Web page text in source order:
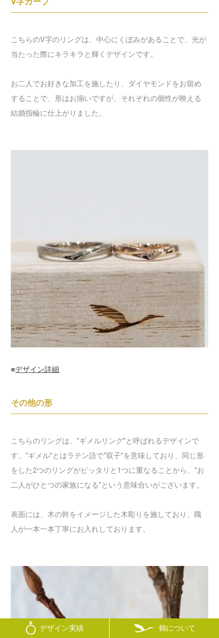
デザイン実績 鶴について
こちらのV字のリングは、中心にくぼみがあることで、光が
当たった際にキラキラと輝くデザインです。
お二人でお好きな加工を施したり、ダイヤモンドをお留め
することで、形はお揃いですが、それぞれの個性が映える
結婚指輪に仕上がりました。
■デザイン詳細
その他の形
こちらのリングは、“ギメルリング”と呼ばれるデザインで
す。“ギメル”とはラテン語で“双子”を意味しており、同じ形
をした2つのリングがピッタリと1つに重なることから、“お
二人がひとつの家族になる“という意味合いがございます。
表面には、木の幹をイメージした木彫りを施しており、職
人が一本一本丁寧にお入れしております。